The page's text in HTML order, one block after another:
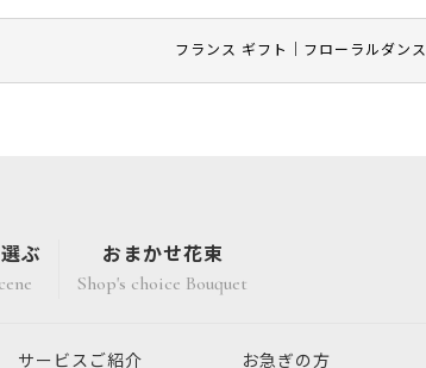
フランス ギフト｜フローラルダンス
ぶ おまかせ花束
Shop's choice Bouquet
サービスご紹介 お急ぎの方